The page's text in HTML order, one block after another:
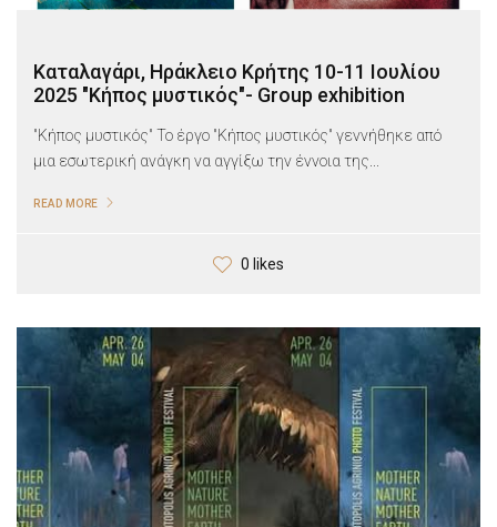
Καταλαγάρι, Ηράκλειο Κρήτης 10-11 Ιουλίου
2025 "Κήπος μυστικός"- Group exhibition
"Κήπος μυστικός" Το έργο "Κήπος μυστικός" γεννήθηκε από
μια εσωτερική ανάγκη να αγγίξω την έννοια της...
READ MORE
0 likes